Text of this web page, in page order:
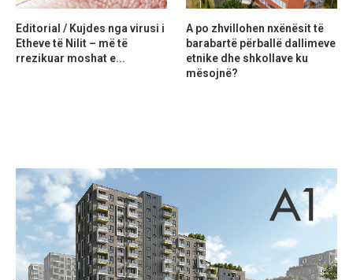
Editorial / Kujdes nga virusi i
Etheve të Nilit – më të
rrezikuar moshat e...
A po zhvillohen nxënësit të
barabartë përballë dallimeve
etnike dhe shkollave ku
mësojnë?